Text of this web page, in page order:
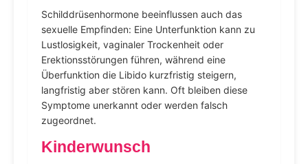
Schilddrüsenhormone beeinflussen auch das
sexuelle Empfinden: Eine Unterfunktion kann zu
Lustlosigkeit, vaginaler Trockenheit oder
Erektionsstörungen führen, während eine
Überfunktion die Libido kurzfristig steigern,
langfristig aber stören kann. Oft bleiben diese
Symptome unerkannt oder werden falsch
zugeordnet.
Kinderwunsch